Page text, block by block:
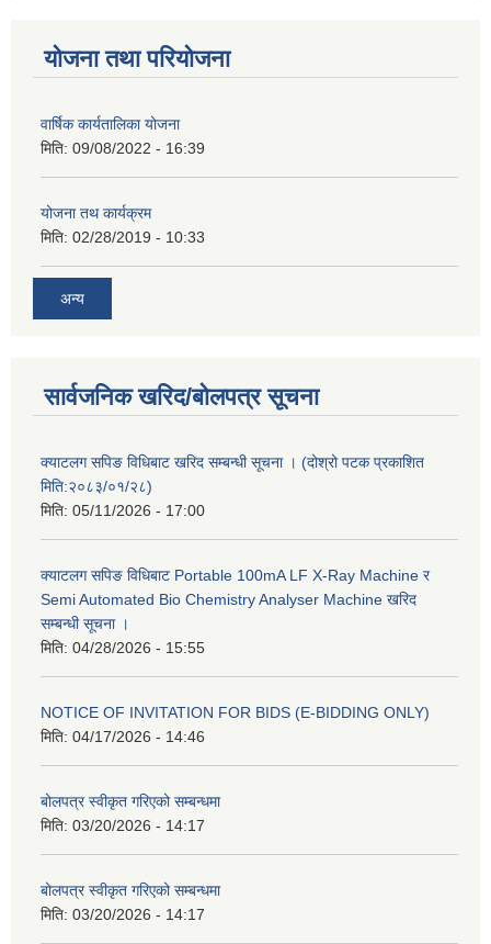
योजना तथा परियोजना
वार्षिक कार्यतालिका योजना
मिति: 09/08/2022 - 16:39
योजना तथ कार्यक्रम
मिति: 02/28/2019 - 10:33
अन्य
सार्वजनिक खरिद/बोलपत्र सूचना
क्याटलग सपिङ विधिबाट खरिद सम्बन्धी सूचना । (दोश्रो पटक प्रकाशित
मिति:२०८३/०१/२८)
मिति: 05/11/2026 - 17:00
क्याटलग सपिङ विधिबाट Portable 100mA LF X-Ray Machine र
Semi Automated Bio Chemistry Analyser Machine खरिद
सम्बन्धी सूचना ।
मिति: 04/28/2026 - 15:55
NOTICE OF INVITATION FOR BIDS (E-BIDDING ONLY)
मिति: 04/17/2026 - 14:46
बोलपत्र स्वीकृत गरिएको सम्बन्धमा
मिति: 03/20/2026 - 14:17
बोलपत्र स्वीकृत गरिएको सम्बन्धमा
मिति: 03/20/2026 - 14:17